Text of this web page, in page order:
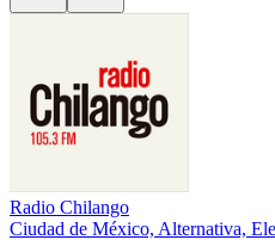
Radio Chilango
Ciudad de México, Alternativa,